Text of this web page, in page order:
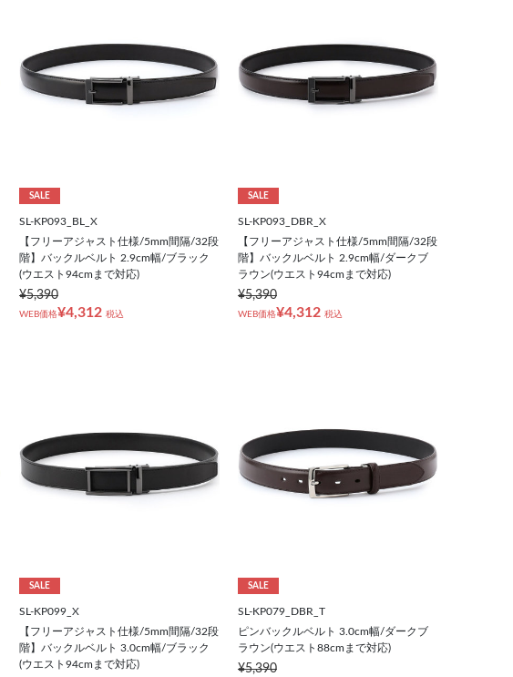
SALE
SL-KP093_BL_X
【フリーアジャスト仕様/5mm間隔/32段
階】バックルベルト 2.9cm幅/ブラック
(ウエスト94cmまで対応)
¥5,390
WEB価格¥4,312 税込
SALE
SL-KP093_DBR_X
【フリーアジャスト仕様/5mm間隔/32段
階】バックルベルト 2.9cm幅/ダークブ
ラウン(ウエスト94cmまで対応)
¥5,390
WEB価格¥4,312 税込
SALE
SL-KP099_X
【フリーアジャスト仕様/5mm間隔/32段
階】バックルベルト 3.0cm幅/ブラック
(ウエスト94cmまで対応)
SALE
SL-KP079_DBR_T
ピンバックルベルト 3.0cm幅/ダークブ
ラウン(ウエスト88cmまで対応)
¥5,390